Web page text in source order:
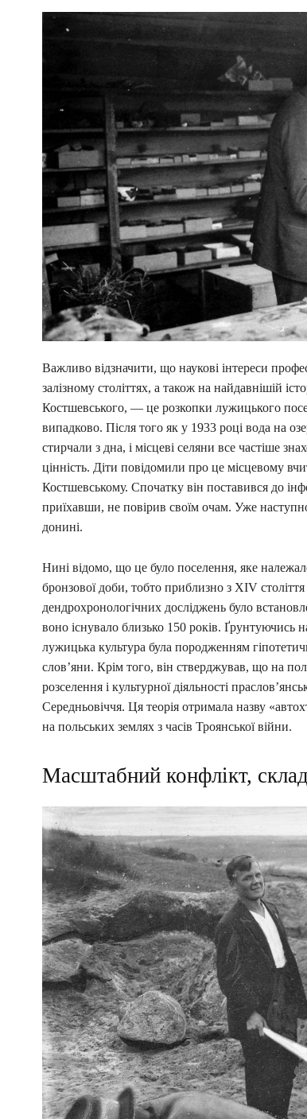
Важливо відзначити, що наукові інтереси
залізному століттях, а також на найдавнішій
Костшевського, — це розкопки лужицького
випадково. Після того як у 1933 році вода на
стирчали з дна, і місцеві селяни все частіше
цінність. Діти повідомили про це місцевому
Костшевському. Спочатку він поставився до
приїхавши, не повірив своїм очам. Уже
донині.
Нині відомо, що це було поселення, яке
бронзової доби, тобто приблизно з XIV
дендрохронологічних досліджень було
воно існувало близько 150 років.
лужицька культура була породженням
слов’яни. Крім того, він стверджував, що на
розселення і культурної діяльності
Середньовіччя. Ця теорія отримала назву
на польських землях з часів Троянської війни.
Масштабний конфлікт,